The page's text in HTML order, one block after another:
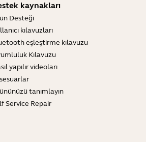
kaynakları
Desteği
kılavuzları
eşleştirme kılavuzu
Kılavuzu
yapılır videoları
tanımlayın
Service Repair